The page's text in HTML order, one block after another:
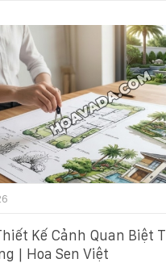
Kế Cảnh Quan Biệt
| Hoa Sen Việt